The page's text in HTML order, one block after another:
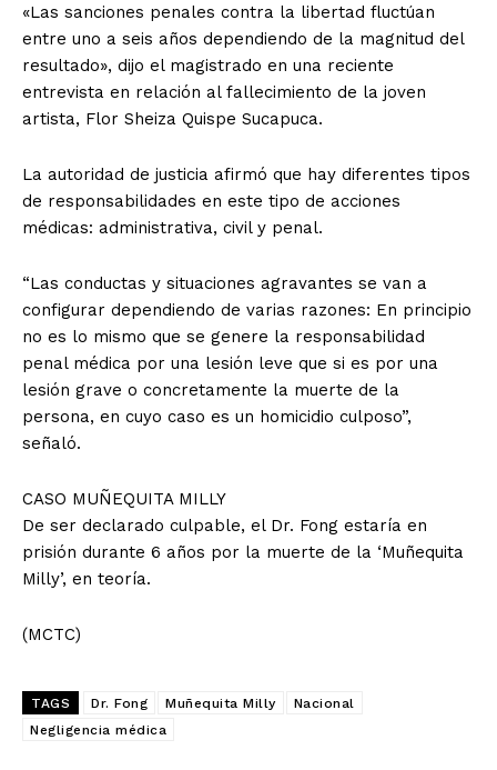
«Las sanciones penales contra la libertad fluctúan
entre uno a seis años dependiendo de la magnitud del
resultado», dijo el magistrado en una reciente
entrevista en relación al fallecimiento de la joven
artista, Flor Sheiza Quispe Sucapuca.
La autoridad de justicia afirmó que hay diferentes tipos
de responsabilidades en este tipo de acciones
médicas: administrativa, civil y penal.
“Las conductas y situaciones agravantes se van a
configurar dependiendo de varias razones: En principio
no es lo mismo que se genere la responsabilidad
penal médica por una lesión leve que si es por una
lesión grave o concretamente la muerte de la
persona, en cuyo caso es un homicidio culposo”,
señaló.
CASO MUÑEQUITA MILLY
De ser declarado culpable, el Dr. Fong estaría en
prisión durante 6 años por la muerte de la ‘Muñequita
Milly’, en teoría.
(MCTC)
TAGS Dr. Fong Muñequita Milly
Nacional
Negligencia médica